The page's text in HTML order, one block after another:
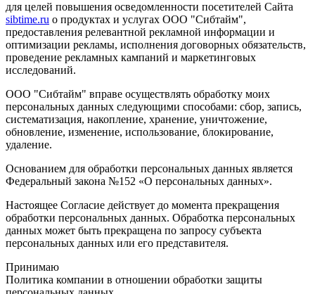
для целей повышения осведомленности посетителей Сайта
sibtime.ru о продуктах и услугах ООО "Сибтайм",
предоставления релевантной рекламной информации и
оптимизации рекламы, исполнения договорных обязательств,
проведение рекламных кампаний и маркетинговых
исследований.
ООО "Сибтайм" вправе осуществлять обработку моих
персональных данных следующими способами: сбор, запись,
систематизация, накопление, хранение, уничтожение,
обновление, изменение, использование, блокирование,
удаление.
Основанием для обработки персональных данных является
Федеральный закона №152 «О персональных данных».
Настоящее Согласие действует до момента прекращения
обработки персональных данных. Обработка персональных
данных может быть прекращена по запросу субъекта
персональных данных или его представителя.
Принимаю
Политика компании в отношении обработки защиты